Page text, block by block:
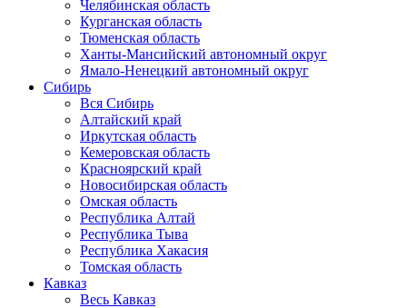
Челябинская область
Курганская область
Тюменская область
Ханты-Мансийский автономный округ
Ямало-Ненецкий автономный округ
Сибирь
Вся Сибирь
Алтайский край
Иркутская область
Кемеровская область
Красноярский край
Новосибирская область
Омская область
Республика Алтай
Республика Тыва
Республика Хакасия
Томская область
Кавказ
Весь Кавказ